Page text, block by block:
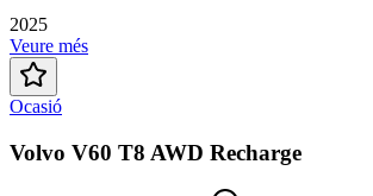
2025
Veure més
Ocasió
Volvo V60 T8 AWD Recharge